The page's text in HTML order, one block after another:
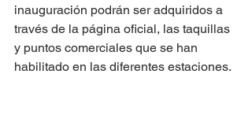
inauguración podrán ser adquiridos a
través de la página oficial, las taquillas
y puntos comerciales que se han
habilitado en las diferentes estaciones.